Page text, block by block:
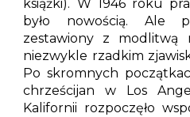
książki). W 1946 roku
było nowością. Ale
zestawiony z modlitwą
niezwykle rzadkim
Po skromnych
chrześcijan w Los
Kalifornii rozpoczęło